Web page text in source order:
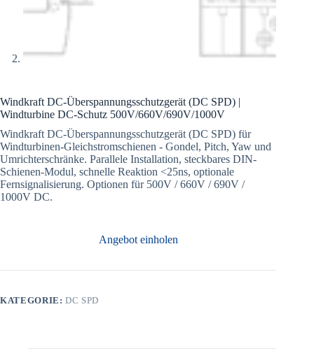
Windkraft DC-Überspannungsschutzgerät (DC SPD) |
Windturbine DC-Schutz 500V/660V/690V/1000V
Windkraft DC-Überspannungsschutzgerät (DC SPD) für
Windturbinen-Gleichstromschienen - Gondel, Pitch, Yaw und
Umrichterschränke. Parallele Installation, steckbares DIN-
Schienen-Modul, schnelle Reaktion <25ns, optionale
Fernsignalisierung. Optionen für 500V / 660V / 690V /
1000V DC.
Angebot einholen
KATEGORIE:DC SPD